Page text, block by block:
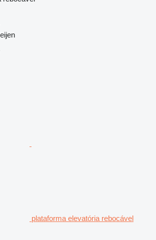
plataforma elevatória rebocável